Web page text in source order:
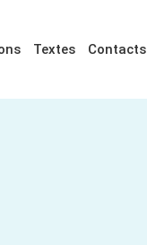
Textes Contacts